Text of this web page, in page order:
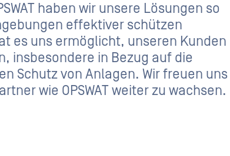
haben wir unsere Lösungen so
effektiver schützen
es uns ermöglicht, unseren Kunden
insbesondere in Bezug auf die
Schutz von Anlagen. Wir freuen uns
wie OPSWAT weiter zu wachsen.